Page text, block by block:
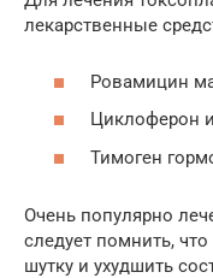
лекарственные
Ровамицин
Циклоферон
Тимоген
Очень популярно
следует помнить,
шутку и ухудшить